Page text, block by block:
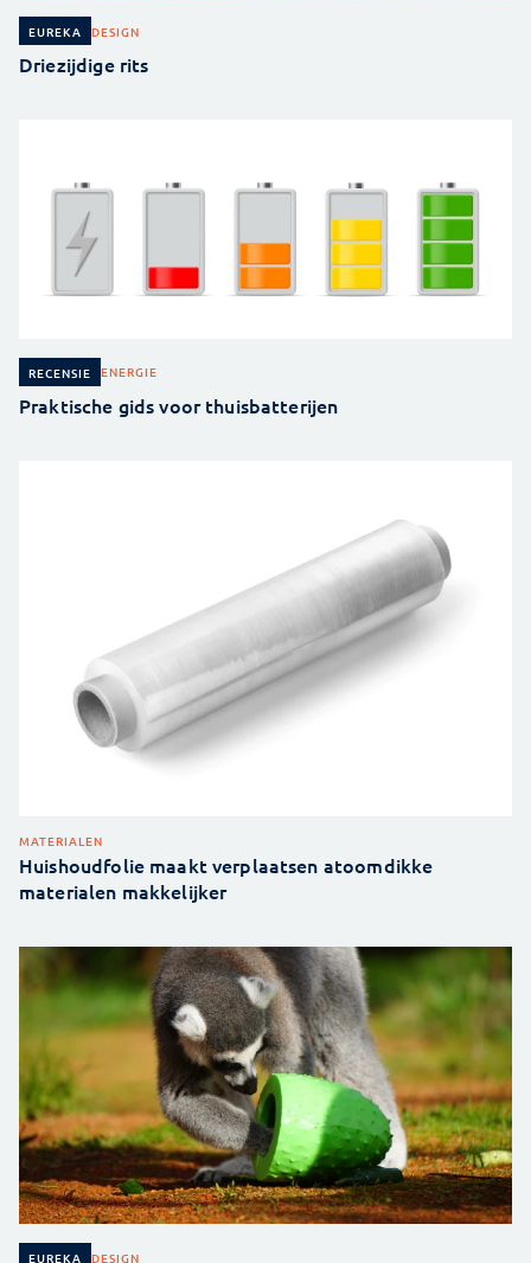
EUREKA DESIGN
Driezijdige rits
RECENSIE ENERGIE
Praktische gids voor thuisbatterijen
MATERIALEN
Huishoudfolie maakt verplaatsen atoomdikke
materialen makkelijker
EUREKA DESIGN